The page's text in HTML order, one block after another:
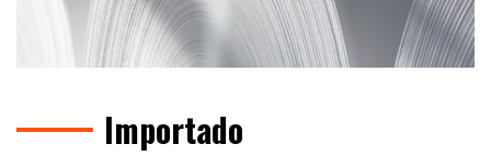
Importado